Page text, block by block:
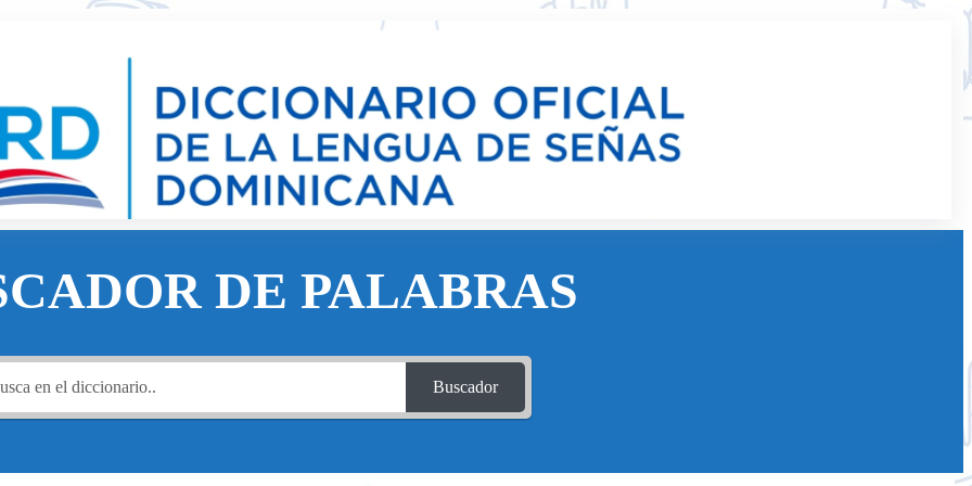
DE PALABRAS
Buscador